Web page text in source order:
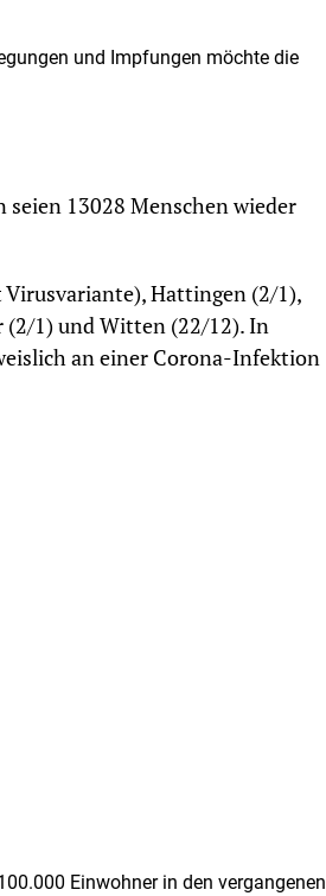
und Impfungen möchte die
13028 Menschen wieder
Hattingen (2/1),
(2/1) und Witten (22/12). In
an einer Corona-Infektion
Einwohner in den vergangenen